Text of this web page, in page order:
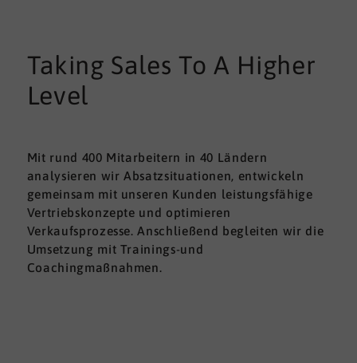
Taking Sales To A Higher
Level
Mit rund 400 Mitarbeitern in 40 Ländern
analysieren wir Absatzsituationen, entwickeln
gemeinsam mit unseren Kunden leistungsfähige
Vertriebskonzepte und optimieren
Verkaufsprozesse. Anschließend begleiten wir die
Umsetzung mit Trainings-und
Coachingmaßnahmen.